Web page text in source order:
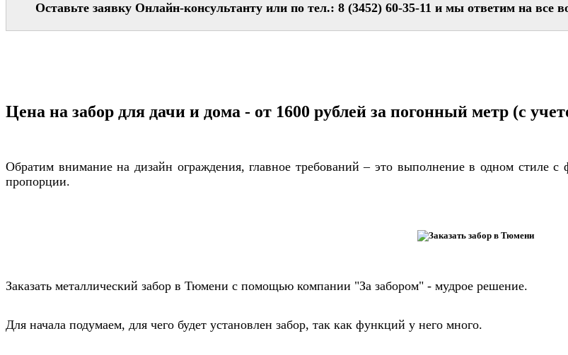
Оставьте заявку Онлайн-консультанту или по тел.: 8 (3452) 60-35-11 и мы ответим на все
Цена на забор для дачи и дома - от 1600 рублей за погонный метр (с
Обратим внимание на дизайн ограждения, главное требований – это выполнение в одном стиле
пропорции.
Заказать металлический забор в Тюмени с помощью компании "За забором" - мудрое решение.
Для начала подумаем, для чего будет установлен забор, так как функций у него много.